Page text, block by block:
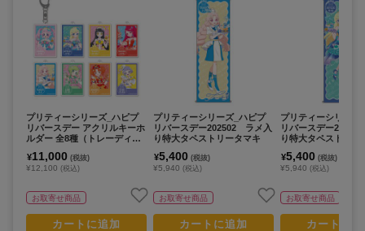
プリティーシリーズ_ハピプ
リバースデー アクリルキーホ
ルダー 全8種（トレーディン
¥11,000 (税抜)
¥12,100 (税込)
お取寄せ商品
カートに追加
プリティーシリーズ_ハピプ
リバースデー202502 ラメ入
り特大タペストリータマキ
¥5,400 (税抜)
¥5,940 (税込)
お取寄せ商品
カートに追加
プリティーシリーズ
リバースデー
り特大タペストリー
¥5,400 (税抜)
¥5,940 (税込)
お取寄せ商品
カートに